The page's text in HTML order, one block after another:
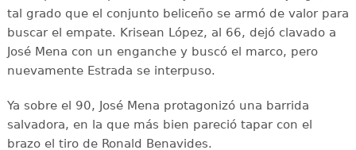
tal grado que el conjunto beliceño se armó de valor para
buscar el empate. Krisean López, al 66, dejó clavado a
José Mena con un enganche y buscó el marco, pero
nuevamente Estrada se interpuso.
Ya sobre el 90, José Mena protagonizó una barrida
salvadora, en la que más bien pareció tapar con el
brazo el tiro de Ronald Benavides.